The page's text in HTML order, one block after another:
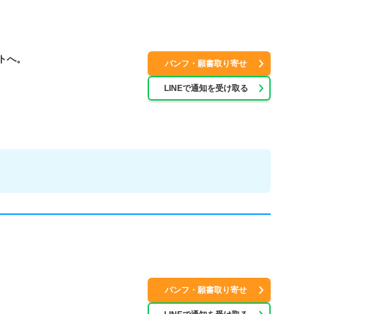
。 パンフ・願書取り寄せ
LINEで通知を受け取る
パンフ・願書取り寄せ